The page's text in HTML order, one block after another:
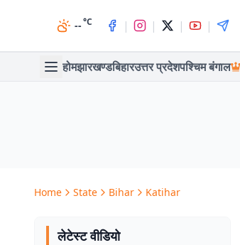
--°C | | | |
होमझारखण्डबिहारउत्तर प्रदेशपश्चिम बंगाल
Home State Bihar Katihar
लेटेस्ट वीडियो